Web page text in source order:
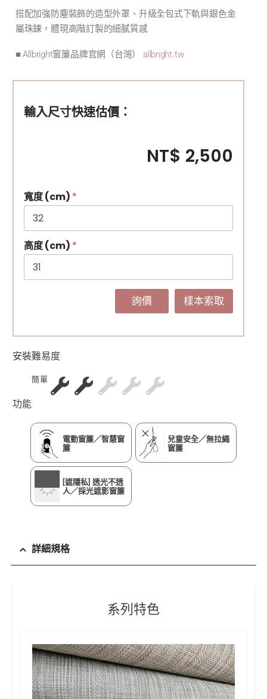
搭配加強防塵裝飾的造型外罩、升級全包式下軌與銀色金
屬珠鍊，體現高階訂製的細膩質感
■ Allbright窗簾品牌官網（台灣）allbright.tw
輸入尺寸快速估價：
NT$ 2,500
寬度 (cm) *
高度 (cm) *
詢價 樣本索取
安裝難易度
簡單
功能
電動窗簾／智慧窗
簾
兒童安全／無拉繩
窗簾
[遮隱私] 透光不透
人／採光遮影窗簾
詳細規格
系列特色